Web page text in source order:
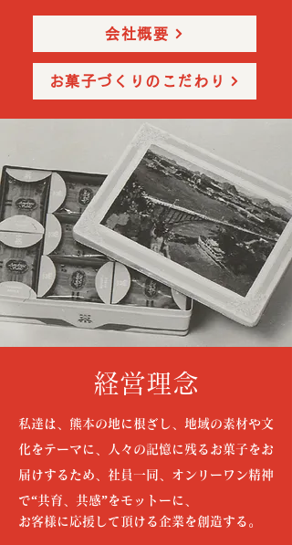
会社概要
お菓子づくりのこだわり
経営理念
私達は、熊本の地に根ざし、地域の素材や文
化をテーマに、
人々の記憶に残るお菓子をお
届けするため、社員一同、 オンリーワン精神
で“共育、共感”をモットーに、
お客様に応援して頂ける企業を創造する。